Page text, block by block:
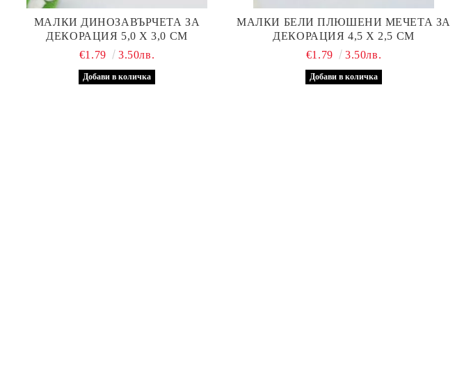
МАЛКИ ДИНОЗАВЪРЧЕТА ЗА
ДЕКОРАЦИЯ 5,0 Х 3,0 СМ
€1.79
3.50лв.
МАЛКИ БЕЛИ ПЛЮШЕНИ МЕЧЕТА ЗА
ДЕКОРАЦИЯ 4,5 Х 2,5 СМ
€1.79
3.50лв.